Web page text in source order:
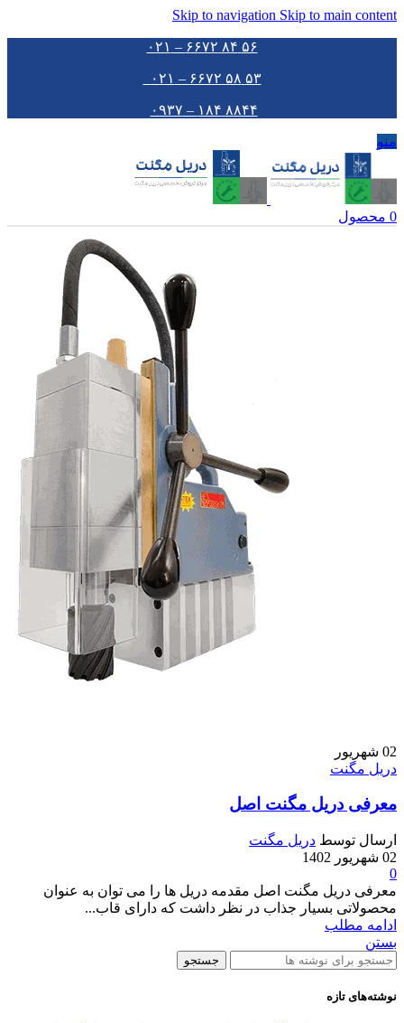
Skip to navigation Skip to main content
۵۶ ۸۴ ۶۶۷۲ – ۰۲۱
۵۳ ۵۸ ۶۶۷۲ – ۰۲۱
۸۸۴۴ ۱۸۴ – ۰۹۳۷
منو
0 محصول
02 شهریور
دریل مگنت
معرفی دریل مگنت اصل
ارسال توسط دریل مگنت
02 شهریور 1402
0
معرفی دریل مگنت اصل مقدمه دریل ها را می توان به عنوان
محصولاتی بسیار جذاب در نظر داشت که دارای قاب...
ادامه مطلب
بستن
جستجو
نوشته‌های تازه